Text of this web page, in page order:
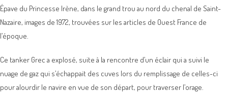
Épave du Princesse Irène, dans le grand trou au nord du chenal de Saint-
Nazaire, images de 1972, trouvées sur les articles de Ouest France de
l’époque.
Ce tanker Grec a explosé, suite à la rencontre d’un éclair qui a suivi le
nuage de gaz qui s’échappait des cuves lors du remplissage de celles-ci
pour alourdir le navire en vue de son départ, pour traverser l’orage.